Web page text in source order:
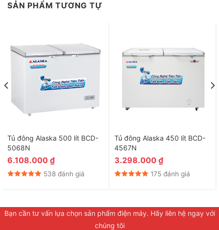
SẢN PHẨM TƯƠNG TỰ
Tủ đông Alaska 500 lít BCD-
5068N
6.108.000 ₫
538 đánh giá
Tủ đông Alaska 450 lít BCD-
4567N
3.298.000 ₫
175 đánh giá
Bạn cần tư vấn lựa chọn sản phẩm điện máy. Hãy liên hệ ngay với
chúng tôi